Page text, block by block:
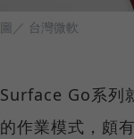
圖／ 台灣微軟
Surface Go系列
的作業模式，頗